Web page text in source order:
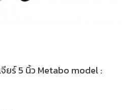
จียร์ 5 นิ้ว Metabo model :